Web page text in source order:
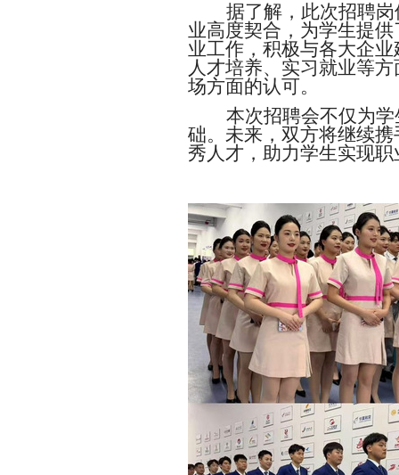
据了解，此次招聘
业高度契合，为学生提
业工作，积极与各大企
人才培养、实习就业等
场方面的认可。
本次招聘会不仅为
础。未来，双方将继续
秀人才，助力学生实现职